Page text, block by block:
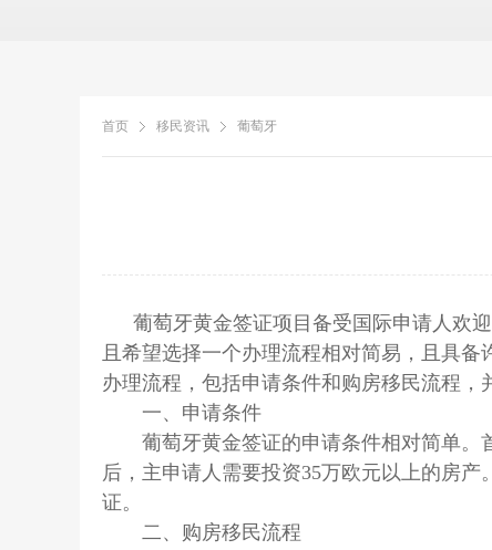
首页 移民资讯 葡萄牙
葡萄牙黄金签证项目备受国际申请人欢
且希望选择一个办理流程相对简易，且具
办理流程，包括申请条件和购房移民流程，
一、申请条件
葡萄牙黄金签证的申请条件相对简单。首
后，主申请人需要投资35万欧元以上的房
证。
二、购房移民流程